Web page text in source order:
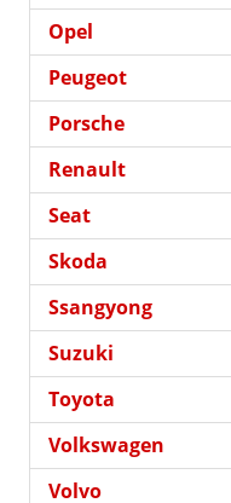
Opel
Peugeot
Porsche
Renault
Seat
Skoda
Ssangyong
Suzuki
Toyota
Volkswagen
Volvo